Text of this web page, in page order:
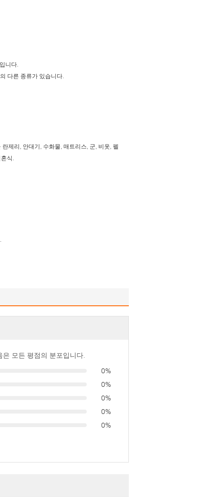
니다.
다른 종류가 있습니다.
제리, 안대기, 수화물, 매트리스, 군, 비옷, 펠
식.
은 모든 평점의 분포입니다.
0%
0%
0%
0%
0%